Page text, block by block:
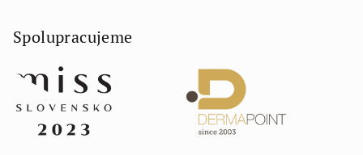
Spolupracujeme